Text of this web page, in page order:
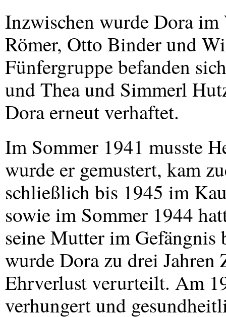
Inzwischen wurde Dora
Römer, Otto Binder und
Fünfergruppe befanden
und Thea und Simmerl
Dora erneut verhaftet.
Im Sommer 1941 musste
wurde er gemustert, kam
schließlich bis 1945 im
sowie im Sommer 1944
seine Mutter im Gefängnis
wurde Dora zu drei Jahren
Ehrverlust verurteilt. Am
verhungert und